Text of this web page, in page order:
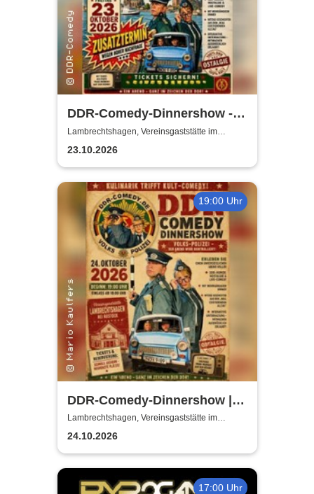
DDR-Comedy-Dinnershow -
ZUSATZSHOW
Lambrechtshagen, Vereinsgaststätte im
Gemeindezentrum Lambrechtshagen
23.10.2026
19:00 Uhr
DDR-Comedy-Dinnershow |
Kulinarik trifft Kult-Comedy
Lambrechtshagen, Vereinsgaststätte im
Gemeindezentrum Lambrechtshagen
24.10.2026
17:00 Uhr